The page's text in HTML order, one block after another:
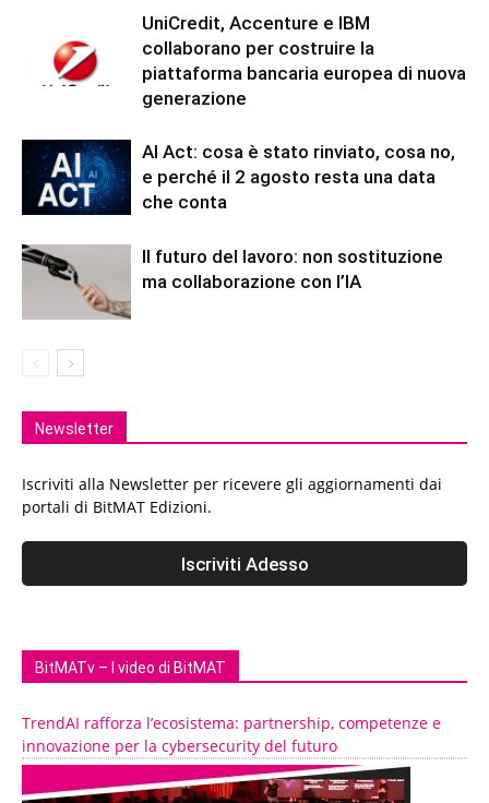
UniCredit, Accenture e IBM
collaborano per costruire la
piattaforma bancaria europea di nuova
generazione
AI Act: cosa è stato rinviato, cosa no,
e perché il 2 agosto resta una data
che conta
Il futuro del lavoro: non sostituzione
ma collaborazione con l’IA
Newsletter
Iscriviti alla Newsletter per ricevere gli aggiornamenti dai
portali di BitMAT Edizioni.
BitMATv – I video di BitMAT
TrendAI rafforza l’ecosistema: partnership, competenze e
innovazione per la cybersecurity del futuro